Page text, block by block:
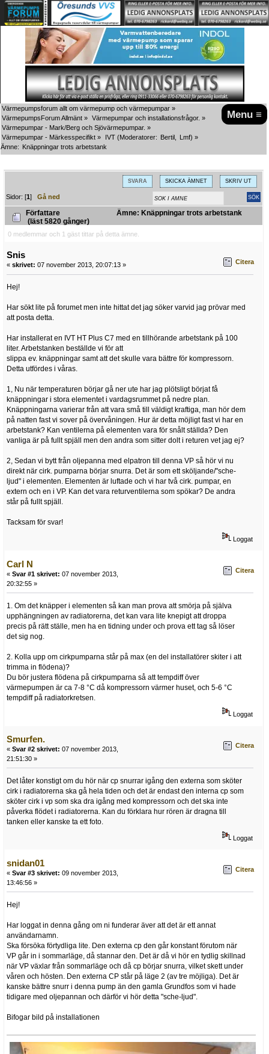
Menu ≡
Värmepumpsforum allt om värmepump och värmepumpar »
VärmepumpsForum Allmänt » Värmepumpar och installationsfrågor. »
Värmepumpar - Mark/Berg och Sjövärmepumpar. »
Värmepumpar - Märkesspecifikt » IVT (Moderatorer: Bertil Lmf) »
Ämne: Knäppningar trots arbetstank
SVARA SKICKA ÄMNET SKRIV UT
Sidor: [1]Gå ned
Författare
Ämne: Knäppningar trots arbetstank
(läst 5820 gånger)
0 medlemmar och 1 gäst tittar på detta ämne.
Snis
« skrivet: 07 november 2013, 20:07:13 » Citera
Hej!
Har sökt lite på forumet men inte hittat det jag söker varvid jag prövar med
att posta detta.
Har installerat en IVT HT Plus C7 med en tillhörande arbetstank på 100
liter. Arbetstanken beställde vi för att
slippa ev. knäppningar samt att det skulle vara bättre för kompressorn.
Detta utfördes i våras.
1, Nu när temperaturen börjar gå ner ute har jag plötsligt börjat få
knäppningar i stora elementet i vardagsrummet på nedre plan.
Knäppningarna varierar från att vara små till väldigt kraftiga, man hör dem
på natten fast vi sover på övervåningen. Hur är detta möjligt fast vi har en
arbetstank? Kan ventilerna på elementen vara för snålt ställda? Den
vanliga är på fullt spjäll men den andra som sitter dolt i returen vet jag ej?
2, Sedan vi bytt från oljepanna med elpatron till denna VP så hör vi nu
direkt när cirk. pumparna börjar snurra. Det är som ett sköljande/"sche-
ljud" i elementen. Elementen är luftade och vi har två cirk. pumpar, en
extern och en i VP. Kan det vara returventilerna som spökar? De andra
står på fullt spjäll.
Tacksam för svar!
Loggat
Carl N
« Svar #1 skrivet: 07 november 2013,
20:32:55 »
Citera
1. Om det knäpper i elementen så kan man prova att smörja på själva
upphängningen av radiatorerna, det kan vara lite knepigt att droppa
precis på rätt ställe, men ha en tidning under och prova ett tag så löser
det sig nog.
2. Kolla upp om cirkpumparna står på max (en del installatörer skiter i att
trimma in flödena)?
Du bör justera flödena på cirkpumparna så att tempdiff över
värmepumpen är ca 7-8 °C då kompressorn värmer huset, och 5-6 °C
tempdiff på radiatorkretsen.
Loggat
Smurfen.
« Svar #2 skrivet: 07 november 2013,
21:51:30 »
Citera
Det låter konstigt om du hör när cp snurrar igång den externa som sköter
cirk i radiatorerna ska gå hela tiden och det är endast den interna cp som
sköter cirk i vp som ska dra igång med kompressorn och det ska inte
påverka flödet i radiatorerna. Kan du förklara hur rören är dragna till
tanken eller kanske ta ett foto.
Loggat
snidan01
« Svar #3 skrivet: 09 november 2013,
13:46:56 »
Citera
Hej!
Har loggat in denna gång om ni funderar äver att det är ett annat
användarnamn.
Ska försöka förtydliga lite. Den externa cp den går konstant förutom när
VP går in i sommarläge, då stannar den. Det är då vi hör en tydlig skillnad
när VP växlar från sommarläge och då cp börjar snurra, vilket skett under
våren och hösten. Den externa CP står på läge 2 (av tre möjliga). Det är
kanske bättre snurr i denna pump än den gamla Grundfos som vi hade
tidigare med oljepannan och därför vi hör detta "sche-ljud".
Bifogar bild på installationen